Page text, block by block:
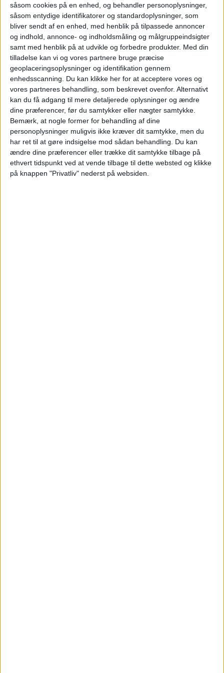
såsom cookies på en enhed, og behandler personoplysninger,
såsom entydige identifikatorer og standardoplysninger, som
bliver sendt af en enhed, med henblik på tilpassede annoncer
og indhold, annonce- og indholdsmåling og målgruppeindsigter
samt med henblik på at udvikle og forbedre produkter. Med din
tilladelse kan vi og vores partnere bruge præcise
geoplaceringsoplysninger og identifikation gennem
enhedsscanning. Du kan klikke her for at acceptere vores og
vores partneres behandling, som beskrevet ovenfor. Alternativt
kan du få adgang til mere detaljerede oplysninger og ændre
dine præferencer, før du samtykker eller nægter samtykke.
Bemærk, at nogle former for behandling af dine
personoplysninger muligvis ikke kræver dit samtykke, men du
har ret til at gøre indsigelse mod sådan behandling.
Du kan
ændre dine præferencer eller trække dit samtykke tilbage på
ethvert tidspunkt ved at vende tilbage til dette websted og klikke
på knappen "Privatliv" nederst på websiden.
ombord på MSC Magnifica i dele af MSC
World Cruise 2026 program.
NYHEDER
ANNONCE